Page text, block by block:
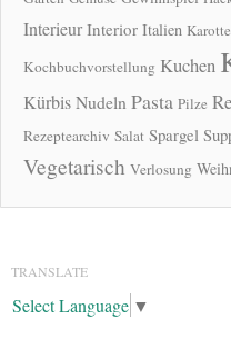
Interieur Interior Italien
Kochbuchvorstellung Kuchen
KürbisNudelnPasta Pilze
Rezeptearchiv Salat Spargel
Vegetarisch Verlosung
TRANSLATE
Select Language ▼